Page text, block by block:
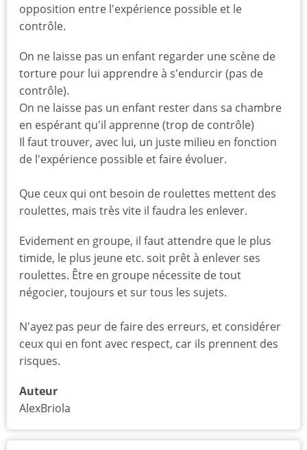
opposition entre l'expérience possible et le
contrôle.
On ne laisse pas un enfant regarder une scène de
torture pour lui apprendre à s'endurcir (pas de
contrôle).
On ne laisse pas un enfant rester dans sa chambre
en espérant qu'il apprenne (trop de contrôle)
Il faut trouver, avec lui, un juste milieu en fonction
de l'expérience possible et faire évoluer.
Que ceux qui ont besoin de roulettes mettent des
roulettes, mais très vite il faudra les enlever.
Evidement en groupe, il faut attendre que le plus
timide, le plus jeune etc. soit prêt à enlever ses
roulettes. Être en groupe nécessite de tout
négocier, toujours et sur tous les sujets.
N'ayez pas peur de faire des erreurs, et considérer
ceux qui en font avec respect, car ils prennent des
risques.
Auteur
AlexBriola